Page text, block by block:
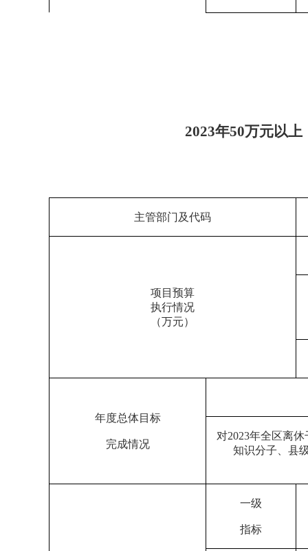
2023年50万元以上
主管部门及代码
项目预算
执行情况
（万元）
年度总体目标
完成情况
对2023年全区离休
知识分子 、县
一级
指标